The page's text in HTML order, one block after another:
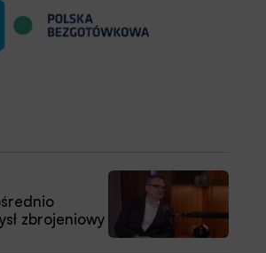
zbrojeniowy